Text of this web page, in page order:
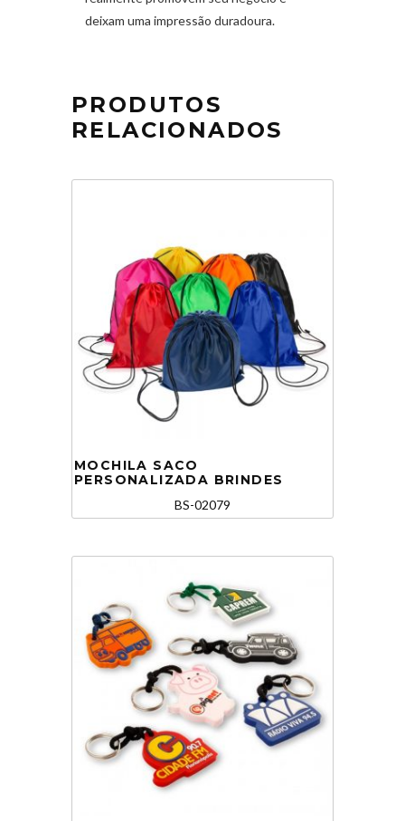
deixam uma impressão duradoura.
PRODUTOS
RELACIONADOS
MOCHILA SACO
PERSONALIZADA BRINDES
BS-02079